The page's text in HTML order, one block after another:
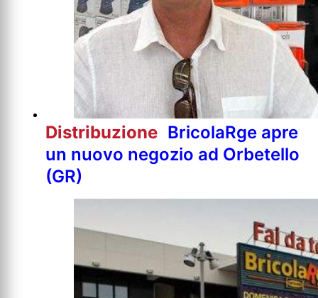
Distribuzione BricolaRge apre
un nuovo negozio ad Orbetello
(GR)